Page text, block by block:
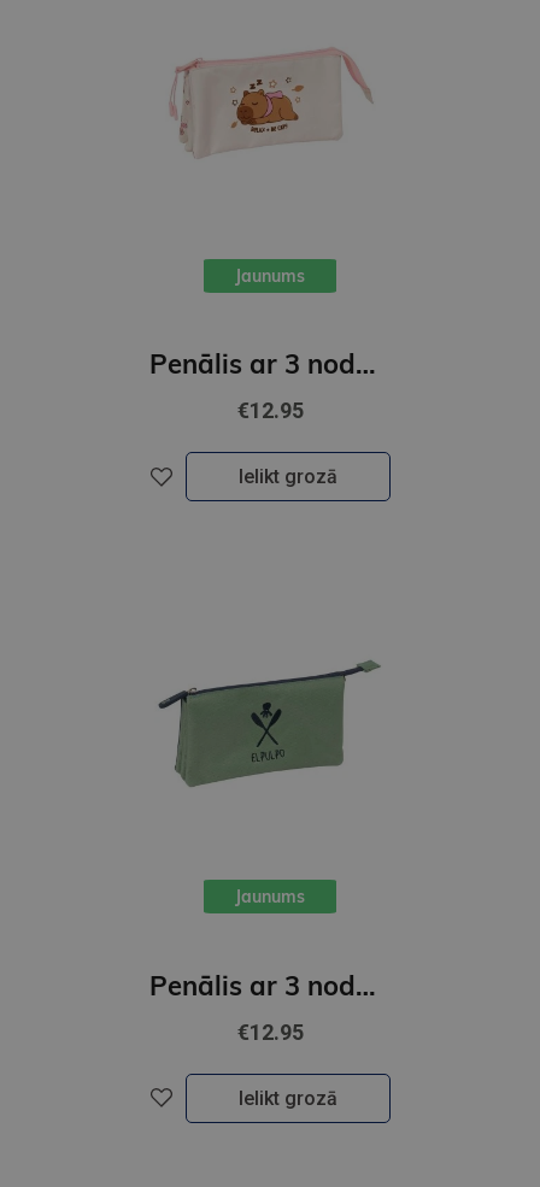
Jaunums
Penālis ar 3 nodalījumiem, bez piederumiem, " CAPIBARA "
€12.95
Ielikt grozā
Jaunums
Penālis ar 3 nodalījumiem, bez piederumiem, EL PULPO " VERDE "
€12.95
Ielikt grozā